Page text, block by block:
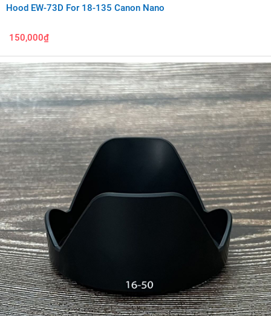
Hood EW-73D For 18-135 Canon Nano
150,000₫